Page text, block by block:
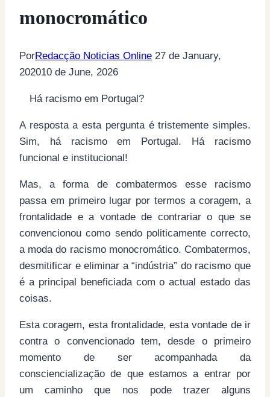
monocromático
PorRedacção Noticias Online 27 de January,
202010 de June, 2026
Há racismo em Portugal?
A resposta a esta pergunta é tristemente simples.
Sim, há racismo em Portugal. Há racismo
funcional e institucional!
Mas, a forma de combatermos esse racismo
passa em primeiro lugar por termos a coragem, a
frontalidade e a vontade de contrariar o que se
convencionou como sendo politicamente correcto,
a moda do racismo monocromático. Combatermos,
desmitificar e eliminar a “indústria” do racismo que
é a principal beneficiada com o actual estado das
coisas.
Esta coragem, esta frontalidade, esta vontade de ir
contra o convencionado tem, desde o primeiro
momento de ser acompanhada da
consciencialização de que estamos a entrar por
um caminho que nos pode trazer alguns